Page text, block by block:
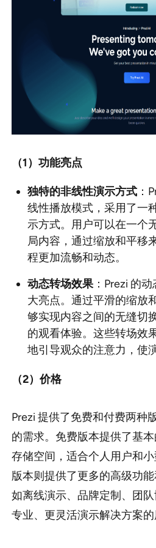
（1）功能亮点
独特的非线性演示方式：
线性播放模式，采用了一
示方式。用户可以在一个
局内容，通过缩放和平移
程更加流畅和动态。
动态转场效果：Prezi 的
大亮点。通过平滑的缩放
够实现内容之间的无缝切
的观看体验。这些转场效
地引导观众的注意力，使
（2）价格
Prezi 提供了免费和付费两种
的需求。免费版本提供了基
存储空间，适合个人用户和
版本则提供了更多的高级功
如离线演示、品牌定制、团
专业、更灵活演示解决方案的